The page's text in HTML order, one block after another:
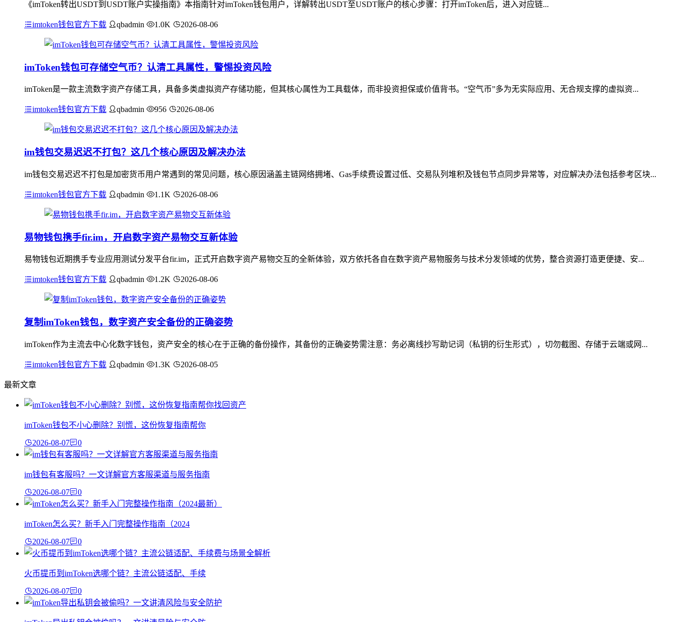
《imToken转出USDT到USDT账户实操指南》本指南针对imToken钱包用户，详解转出USDT至USDT账户的核心步骤：打开imToken后，进入对应链...
imtoken钱包官方下载 qbadmin 1.0K 2026-08-06
imToken钱包可存储空气币？认清工具属性，警惕投资风险
imToken是一款主流数字资产存储工具，具备多类虚拟资产存储功能，但其核心属性为工具载体，而非投资担保或价值背书。“空气币”多为无实际应用、无合规支撑的虚拟资...
imtoken钱包官方下载 qbadmin 956 2026-08-06
im钱包交易迟迟不打包？这几个核心原因及解决办法
im钱包交易迟迟不打包是加密货币用户常遇到的常见问题，核心原因涵盖主链网络拥堵、Gas手续费设置过低、交易队列堆积及钱包节点同步异常等，对应解决办法包括参考区块...
imtoken钱包官方下载 qbadmin 1.1K 2026-08-06
易物钱包携手fir.im，开启数字资产易物交互新体验
易物钱包近期携手专业应用测试分发平台fir.im，正式开启数字资产易物交互的全新体验，双方依托各自在数字资产易物服务与技术分发领域的优势，整合资源打造更便捷、安...
imtoken钱包官方下载 qbadmin 1.2K 2026-08-06
复制imToken钱包，数字资产安全备份的正确姿势
imToken作为主流去中心化数字钱包，资产安全的核心在于正确的备份操作，其备份的正确姿势需注意：务必离线抄写助记词（私钥的衍生形式），切勿截图、存储于云端或网...
imtoken钱包官方下载 qbadmin 1.3K 2026-08-05
最新文章
imToken钱包不小心删除？别慌，这份恢复指南帮你
2026-08-07 0
im钱包有客服吗？一文详解官方客服渠道与服务指南
2026-08-07 0
imToken怎么买？新手入门完整操作指南（2024
2026-08-07 0
火币提币到imToken选哪个链？主流公链适配、手续
2026-08-07 0